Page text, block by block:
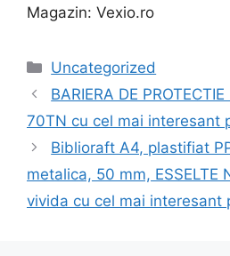
Magazin: Vexio.ro
Categories
Uncategorized
BARIERA DE
70TN cu cel mai interesant
Biblioraft A4, plastifiat
metalica, 50 mm, ESSELTE
vivida cu cel mai interesant